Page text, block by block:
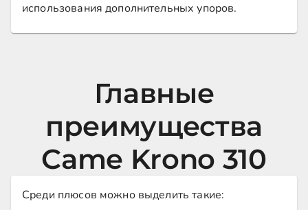
использования дополнительных упоров.
Главные
преимущества
Came Krono 310
Среди плюсов можно выделить такие: